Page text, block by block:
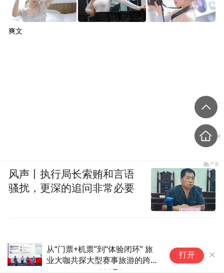
打开
爽文
风声丨执行局长索贿和言语
骚扰，更深的追问非常必要